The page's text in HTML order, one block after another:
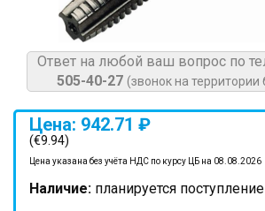
Ответ на любой ваш вопрос по
505-40-27 (звонок на территории
Цена: 942.71 ₽
(€9.94)
Цена указана без учёта НДС по курсу ЦБ на 08.08.2026
Наличие: планируется